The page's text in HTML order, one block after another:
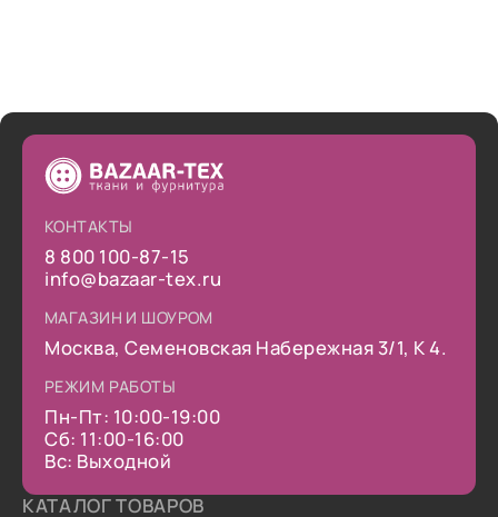
КОНТАКТЫ
8 800 100-87-15
info@bazaar-tex.ru
МАГАЗИН И ШОУРОМ
Москва, Семеновская Набережная 3/1, К 4.
РЕЖИМ РАБОТЫ
Пн-Пт: 10:00-19:00
Сб: 11:00-16:00
Вс: Выходной
КАТАЛОГ ТОВАРОВ